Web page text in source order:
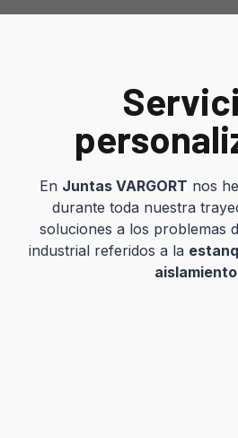
En Juntas VARGORT nos
durante toda nuestra
soluciones a los problemas
industrial referidos a la